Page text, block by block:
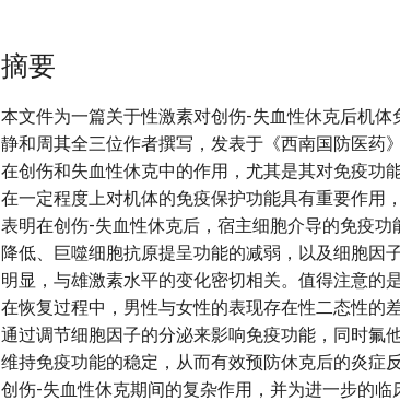
摘要
本文件为一篇关于性激素对创伤-失血性休克后机
静和周其全三位作者撰写，发表于《西南国防医药
在创伤和失血性休克中的作用，尤其是其对免疫功
在一定程度上对机体的免疫保护功能具有重要作用
表明在创伤-失血性休克后，宿主细胞介导的免疫
降低、巨噬细胞抗原提呈功能的减弱，以及细胞因
明显，与雄激素水平的变化密切相关。值得注意的
在恢复过程中，男性与女性的表现存在性二态性的
通过调节细胞因子的分泌来影响免疫功能，同时氟
维持免疫功能的稳定，从而有效预防休克后的炎症
创伤-失血性休克期间的复杂作用，并为进一步的